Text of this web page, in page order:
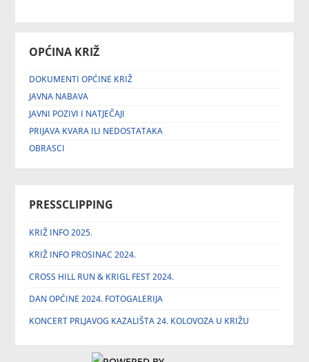
OPĆINA KRIŽ
DOKUMENTI OPĆINE KRIŽ
JAVNA NABAVA
JAVNI POZIVI I NATJEČAJI
PRIJAVA KVARA ILI NEDOSTATAKA
OBRASCI
PRESSCLIPPING
KRIŽ INFO 2025.
KRIŽ INFO PROSINAC 2024.
CROSS HILL RUN & KRIGL FEST 2024.
DAN OPĆINE 2024. FOTOGALERIJA
KONCERT PRLJAVOG KAZALIŠTA 24. KOLOVOZA U KRIŽU